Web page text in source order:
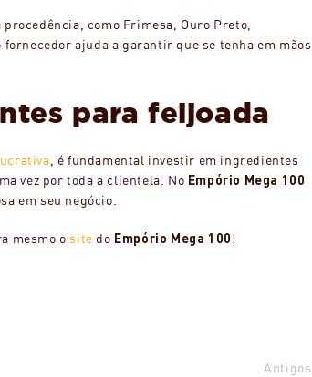
como Frimesa, Ouro Preto,
ajuda a garantir que se tenha em mãos
para feijoada
, é fundamental investir em ingredientes
vez por toda a clientela. No Empório Mega 100
em seu negócio.
mesmo osite do Empório Mega 100!
Antigos